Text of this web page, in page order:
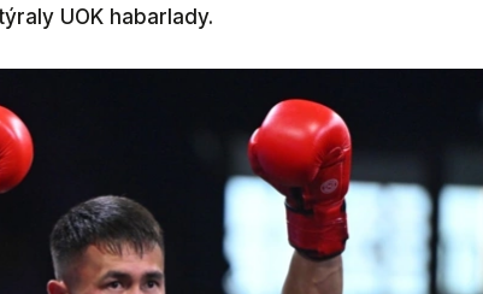
UOK habarlady.